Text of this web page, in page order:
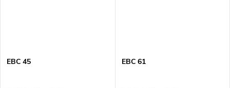
EBC 45 EBC 61